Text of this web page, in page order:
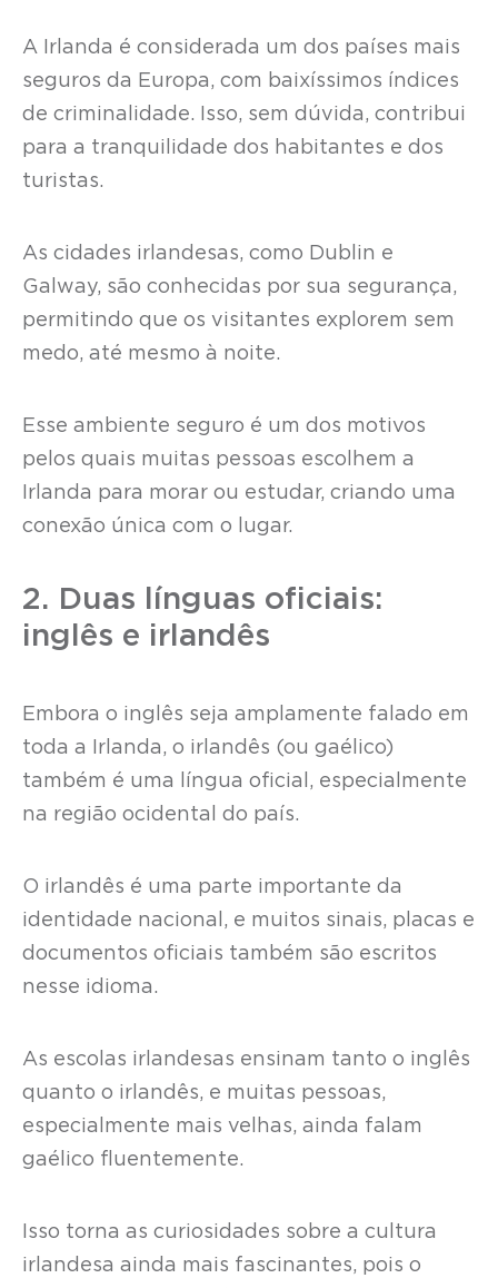
A Irlanda é considerada um dos países mais
seguros da Europa, com baixíssimos índices
de criminalidade. Isso, sem dúvida, contribui
para a tranquilidade dos habitantes e dos
turistas.
As cidades irlandesas, como Dublin e
Galway, são conhecidas por sua segurança,
permitindo que os visitantes explorem sem
medo, até mesmo à noite.
Esse ambiente seguro é um dos motivos
pelos quais muitas pessoas escolhem a
Irlanda para morar ou estudar, criando uma
conexão única com o lugar.
2. Duas línguas oficiais:
inglês e irlandês
Embora o inglês seja amplamente falado em
toda a Irlanda, o irlandês (ou gaélico)
também é uma língua oficial, especialmente
na região ocidental do país.
O irlandês é uma parte importante da
identidade nacional, e muitos sinais, placas e
documentos oficiais também são escritos
nesse idioma.
As escolas irlandesas ensinam tanto o inglês
quanto o irlandês, e muitas pessoas,
especialmente mais velhas, ainda falam
gaélico fluentemente.
Isso torna as curiosidades sobre a cultura
irlandesa ainda mais fascinantes, pois o